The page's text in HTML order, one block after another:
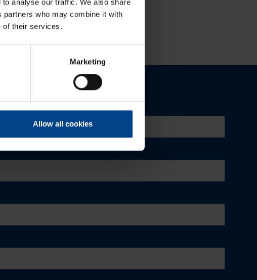
analyse our traffic. We also share
who may combine it with
of their services.
Marketing
Allow all cookies